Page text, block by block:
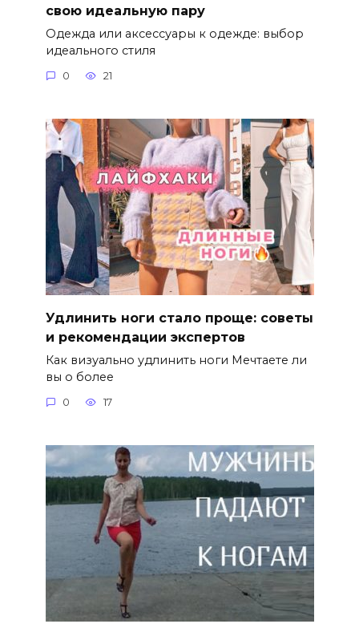
свою идеальную пару
Одежда или аксессуары к одежде: выбор
идеального стиля
0 21
Удлинить ноги стало проще: советы
и рекомендации экспертов
Как визуально удлинить ноги Мечтаете ли
вы о более
0 17